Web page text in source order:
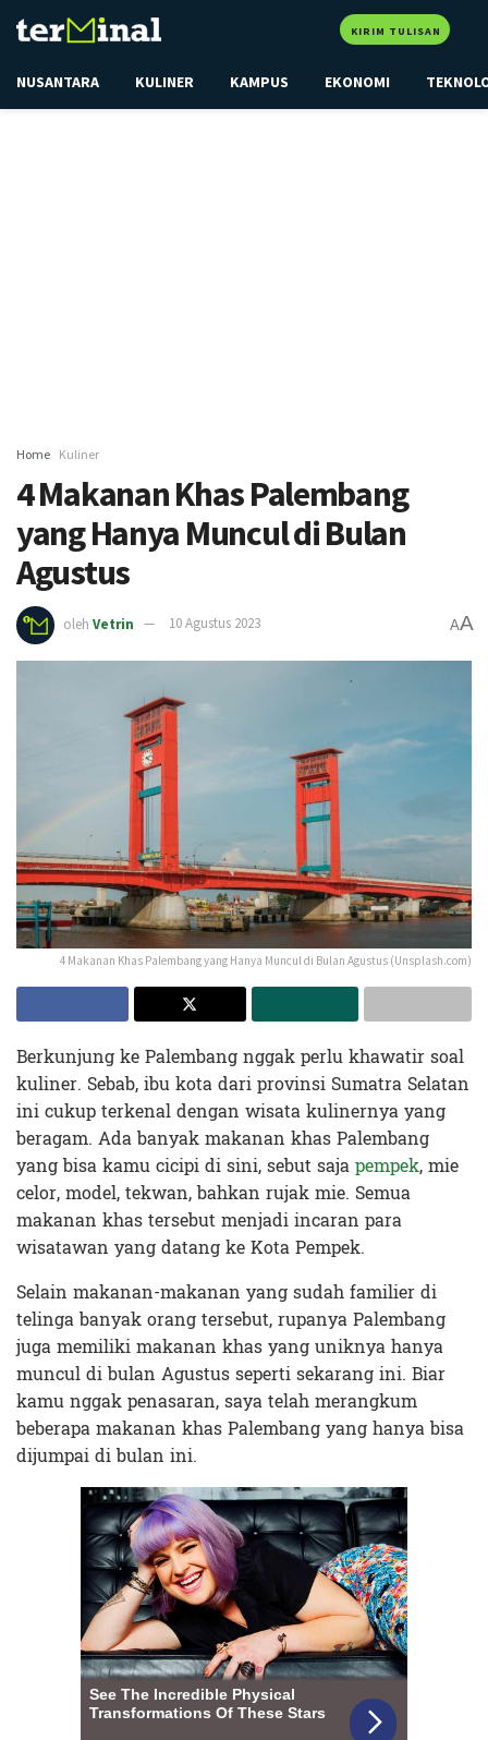
KIRIM TULISAN
NUSANTARA KULINER KAMPUS EKONOMI
Home Kuliner
4 Makanan Khas Palembang
yang Hanya Muncul di Bulan
Agustus
oleh Vetrin 10 Agustus 2023 AA
4 Makanan Khas Palembang yang Hanya Muncul di Bulan Agustus (Unsplash.com)
Berkunjung ke Palembang nggak perlu khawatir soal
kuliner. Sebab, ibu kota dari provinsi Sumatra Selatan
ini cukup terkenal dengan wisata kulinernya yang
beragam. Ada banyak makanan khas Palembang
yang bisa kamu cicipi di sini, sebut sajapempek, mie
celor, model, tekwan, bahkan rujak mie. Semua
makanan khas tersebut menjadi incaran para
wisatawan yang datang ke Kota Pempek.
Selain makanan-makanan yang sudah familier di
telinga banyak orang tersebut, rupanya Palembang
juga memiliki makanan khas yang uniknya hanya
muncul di bulan Agustus seperti sekarang ini. Biar
kamu nggak penasaran, saya telah merangkum
beberapa makanan khas Palembang yang hanya bisa
dijumpai di bulan ini.